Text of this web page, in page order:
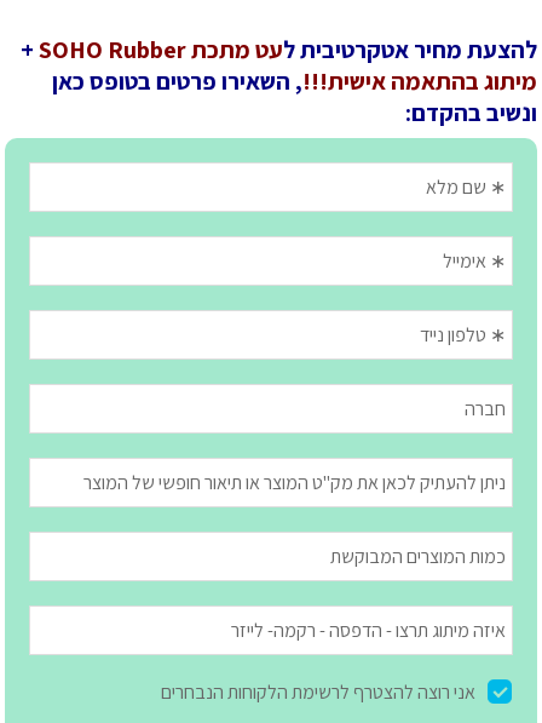
להצעת מחיר אטקרטיבית לעט מתכת SOHO Rubber
+
מיתוג בהתאמה אישית!!!, השאירו פרטים בטופס כאן
ונשיב בהקדם: